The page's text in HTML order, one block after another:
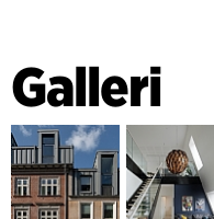
Teatergårdens
omkringliggende
både passer ind i
og moderne
form, som er en
høje mansardtage samt
områdets øvre
Galleri